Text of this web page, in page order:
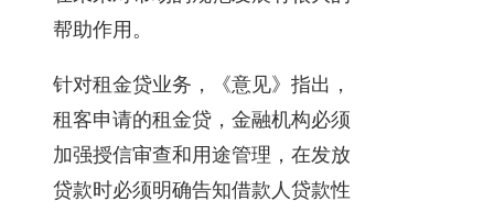
帮助作用。
针对租金贷业务，《意见》指出，
租客申请的租金贷，金融机构必须
加强授信审查和用途管理，在发放
贷款时必须明确告知借款人贷款性